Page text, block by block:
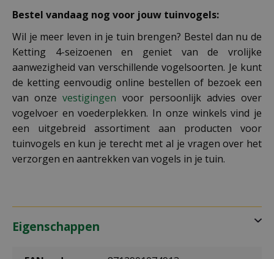
Bestel vandaag nog voor jouw tuinvogels:
Wil je meer leven in je tuin brengen? Bestel dan nu de
Ketting 4-seizoenen en geniet van de vrolijke
aanwezigheid van verschillende vogelsoorten. Je kunt
de ketting eenvoudig online bestellen of bezoek een
van onzevestigingen voor persoonlijk advies over
vogelvoer en voederplekken. In onze winkels vind je
een uitgebreid assortiment aan producten voor
tuinvogels en kun je terecht met al je vragen over het
verzorgen en aantrekken van vogels in je tuin.
Eigenschappen